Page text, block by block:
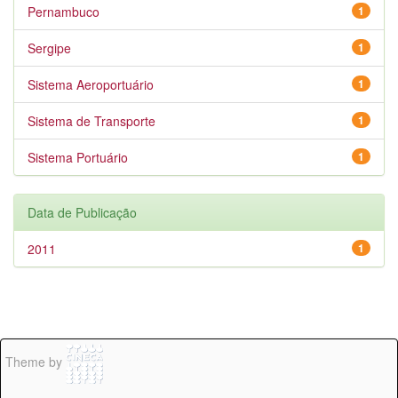
1
Pernambuco
1
Sergipe
1
Sistema Aeroportuário
1
Sistema de Transporte
1
Sistema Portuário
Data de Publicação
1
2011
Theme by